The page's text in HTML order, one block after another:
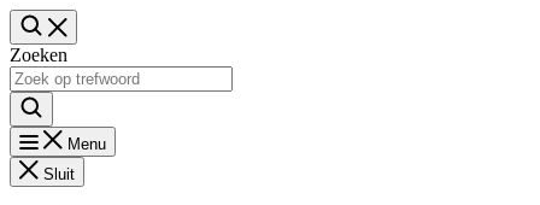
Zoeken
Menu
Sluit